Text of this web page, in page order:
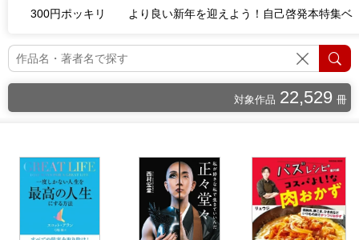
300円ポッキリ より良い新年を迎えよう！自己啓発本特集ベ
対象作品 22,529 冊